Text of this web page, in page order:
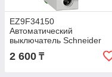
EZ9F34150
Автоматический
выключатель Schneider
Electric серии Easy9 1P,
50A, C, 4.5кА/230В
2 600 ₸